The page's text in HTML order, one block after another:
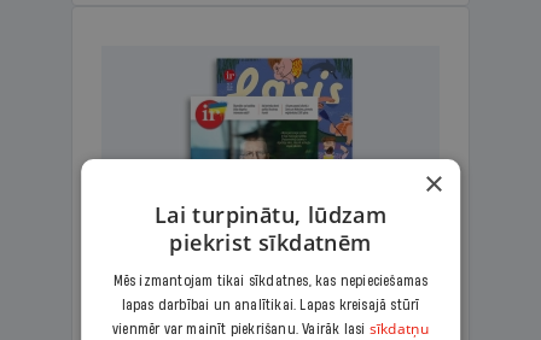
KOMPLEKTS IR + LASIS
×
Lai turpinātu, lūdzam
piekrist sīkdatnēm
Mēs izmantojam tikai sīkdatnes, kas nepieciešamas
lapas darbībai un analītikai. Lapas kreisajā stūrī
vienmēr var mainīt piekrišanu. Vairāk lasi sīkdatņu